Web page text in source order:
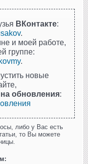
ВКонтакте:
.
и моей работе,
группе:
.
новые
обновления:
либо у Вас есть
то Вы можете